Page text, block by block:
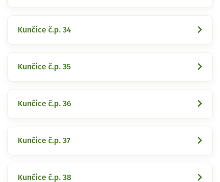
Kunčice č.p. 34
Kunčice č.p. 35
Kunčice č.p. 36
Kunčice č.p. 37
Kunčice č.p. 38